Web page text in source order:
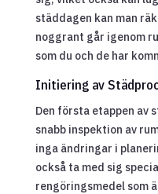
städdagen kan man
noggrant går igenom
som du och de har
Initiering av
Den första etappen av
snabb inspektion av
inga ändringar i
också ta med sig
rengöringsmedel som